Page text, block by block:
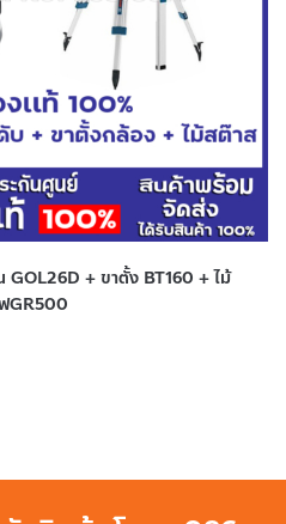
GOL26D + ขาตั้ง BT160 + ไม้
GR500